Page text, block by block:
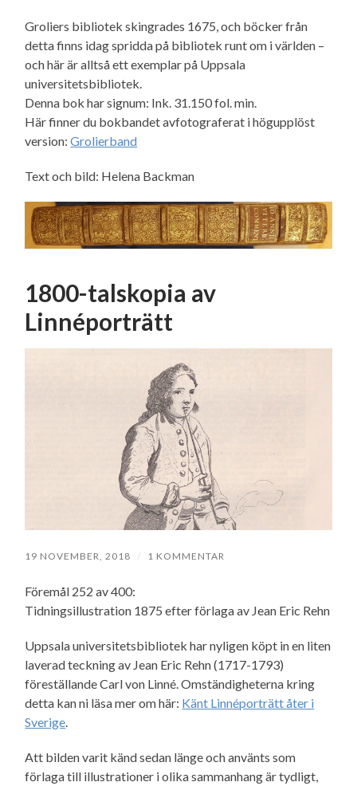
Groliers bibliotek skingrades 1675, och böcker från
detta finns idag spridda på bibliotek runt om i världen –
och här är alltså ett exemplar på Uppsala
universitetsbibliotek.
Denna bok har signum: Ink. 31.150 fol. min.
Här finner du bokbandet avfotograferat i högupplöst
version:Grolierband
Text och bild: Helena Backman
1800-talskopia av
Linnéporträtt
19 NOVEMBER, 2018 / 1 KOMMENTAR
Föremål 252 av 400:
Tidningsillustration 1875 efter förlaga av Jean Eric Rehn
Uppsala universitetsbibliotek har nyligen köpt in en liten
laverad teckning av Jean Eric Rehn (1717-1793)
föreställande Carl von Linné. Omständigheterna kring
detta kan ni läsa mer om här: Känt Linnéporträtt åter i
Sverige.
Att bilden varit känd sedan länge och använts som
förlaga till illustrationer i olika sammanhang är tydligt,